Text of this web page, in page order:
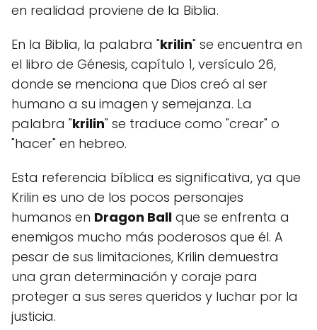
en realidad proviene de la Biblia.
En la Biblia, la palabra "krilin" se encuentra en
el libro de Génesis, capítulo 1, versículo 26,
donde se menciona que Dios creó al ser
humano a su imagen y semejanza. La
palabra "krilin" se traduce como "crear" o
"hacer" en hebreo.
Esta referencia bíblica es significativa, ya que
Krilin es uno de los pocos personajes
humanos en Dragon Ball que se enfrenta a
enemigos mucho más poderosos que él. A
pesar de sus limitaciones, Krilin demuestra
una gran determinación y coraje para
proteger a sus seres queridos y luchar por la
justicia.